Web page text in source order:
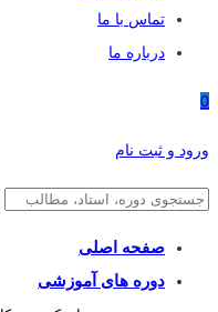
تماس با ما
درباره ما
0
ورود و ثبت نام
صفحه اصلی
دوره های آموزشی